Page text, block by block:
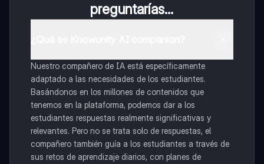
preguntarías...
Nuestro compañero de IA está específicamente
adaptado a las necesidades de los estudiantes.
Basándonos en los millones de contenidos que
tenemos en la plataforma, podemos dar a los
estudiantes respuestas realmente significativas y
relevantes. Pero no se trata solo de respuestas, el
compañero también guía a los estudiantes a través de
sus retos de aprendizaje diarios, con planes de